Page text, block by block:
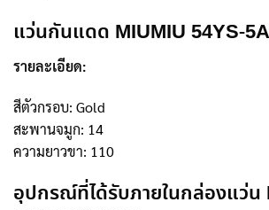
แว่นกันแดด MIUMIU 54YS-
รายละเอียด:
สีตัวกรอบ: Gold
สะพานจมูก: 14
ความยาวขา: 110
อุปกรณ์ที่ได้รับภายในกล่องแว่น